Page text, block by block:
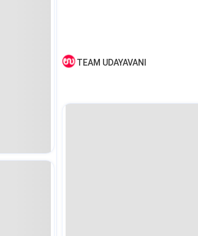
TEAM UDAYAVANI